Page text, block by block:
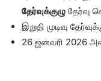
தேர்வுக்குழு தேர்வு
இறுதி முடிவு
26 ஜனவரி 2026